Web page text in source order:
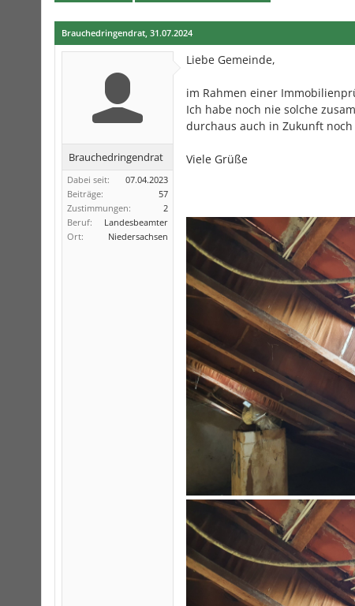
Brauchedringendrat, 31.07.2024
Brauchedringendrat
Dabei seit:
07.04.2023
Beiträge:
57
Zustimmungen:
2
Beruf:
Landesbeamter
Ort:
Niedersachsen
Liebe Gemeinde,
im Rahmen einer
Ich habe noch nie solche
durchaus auch in Zukunft noch
Viele Grüße